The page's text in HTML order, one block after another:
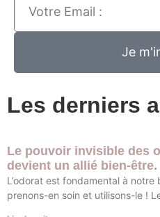
Je
Les derniers
Le pouvoir invisible des
devient un allié bien-être.
L’odorat est fondamental à
prenons-en soin et utilisons-le !